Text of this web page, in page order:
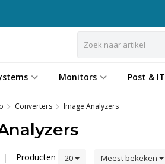
Monitors Post & IT
Converters Image Analyzers
| Producten 20 Meest bekeken